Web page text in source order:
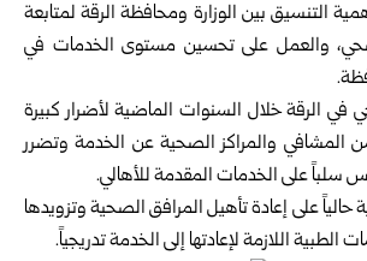
التنسيق بين الوزارة ومحافظة الرقة لمتابعة
والعمل على تحسين مستوى الخدمات في
الرقة خلال السنوات الماضية لأضرار كبيرة
المشافي والمراكز الصحية عن الخدمة وتضرر
سلباً على الخدمات المقدمة للأهالي.
حالياً على إعادة تأهيل المرافق الصحية وتزويدها
الطبية اللازمة لإعادتها إلى الخدمة تدريجياً.